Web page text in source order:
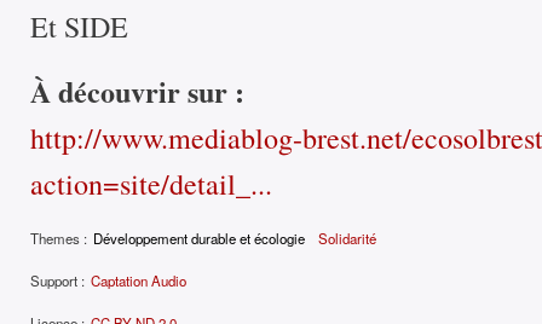
Et SIDE
À découvrir sur :
http://www.mediablog-brest.net/
action=site/detail_...
Themes : Développement durable et écologie Solidarité
Support : Captation Audio